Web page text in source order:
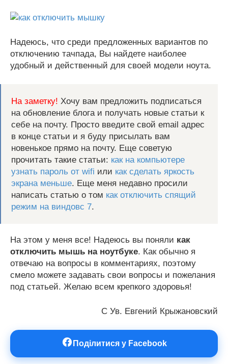
Надеюсь, что среди предложенных вариантов по
отключению тачпада, Вы найдете наиболее
удобный и действенный для своей модели ноута.
На заметку! Хочу вам предложить подписаться
на обновление блога и получать новые статьи к
себе на почту. Просто введите свой email адрес
в конце статьи и я буду присылать вам
новенькое прямо на почту. Еще советую
прочитать такие статьи: как на компьютере
узнать пароль от wifi или как сделать яркость
экрана меньше. Еще меня недавно просили
написать статью о том как отключить спящий
режим на виндовс 7.
На этом у меня все! Надеюсь вы поняли как
отключить мышь на ноутбуке. Как обычно я
отвечаю на вопросы в комментариях, поэтому
смело можете задавать свои вопросы и пожелания
под статьей. Желаю всем крепкого здоровья!
С Ув. Евгений Крыжановский
Поділитися у Facebook